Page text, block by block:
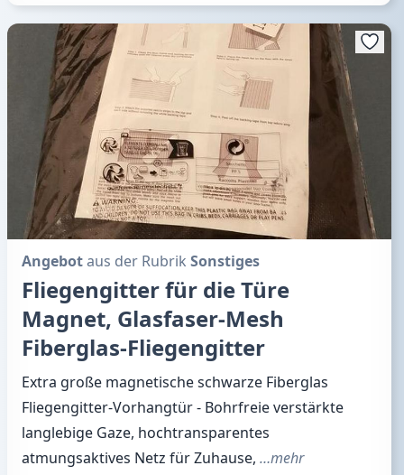
Angebotaus der Rubrik Sonstiges
Fliegengitter für die Türe
Magnet, Glasfaser-Mesh
Fiberglas-Fliegengitter
Extra große magnetische schwarze Fiberglas
Fliegengitter-Vorhangtür - Bohrfreie verstärkte
langlebige Gaze, hochtransparentes
atmungsaktives Netz für Zuhause, …mehr